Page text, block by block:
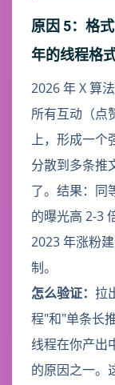
原因 5：格
年的线程格
2026 年 X 算
所有互动（点
上，形成一个
分散到多条推
了。结果：同
的曝光高 2-3
2023 年涨粉
制。
怎么验证： 拉
程"和"单条长
线程在你产出
的原因之一。